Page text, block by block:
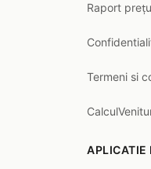
Raport
Termeni si
APLICATIE